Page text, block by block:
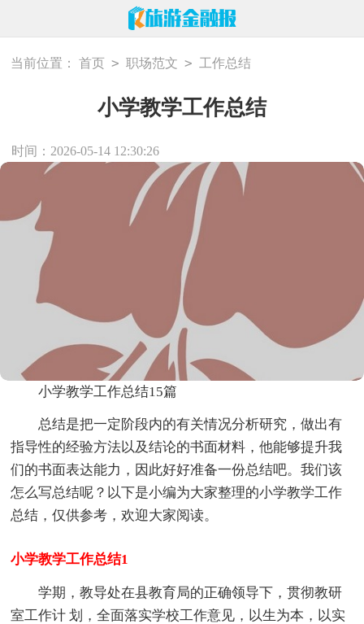
当前位置： 首页 > 职场范文 > 工作总结
小学教学工作总结
时间：2026-05-14 12:30:26
小学教学工作总结15篇
总结是把一定阶段内的有关情况分析研究，做出有
指导性的经验方法以及结论的书面材料，他能够提升我
们的书面表达能力，因此好好准备一份总结吧。我们该
怎么写总结呢？以下是小编为大家整理的小学教学工作
总结，仅供参考，欢迎大家阅读。
小学教学工作总结1
学期，教导处在县教育局的正确领导下，贯彻教研
室工作计 划，全面落实学校工作意见，以生为本，以实